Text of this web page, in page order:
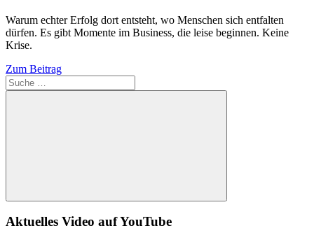
Warum echter Erfolg dort entsteht, wo Menschen sich entfalten
dürfen. Es gibt Momente im Business, die leise beginnen. Keine
Krise.
Zum Beitrag
Suche
Aktuelles Video auf YouTube